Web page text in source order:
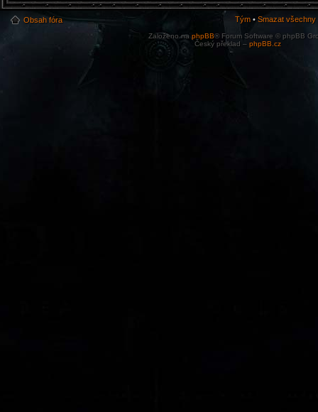
Obsah fóra Tým • Smazat
Založeno na phpBB® Forum Software © phpBB
Český překlad – phpBB.cz